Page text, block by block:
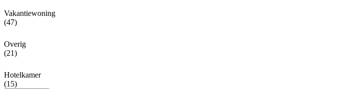
Vakantiewoning
(47)
Overig
(21)
Hotelkamer
(15)